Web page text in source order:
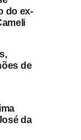
do ex-
de
da